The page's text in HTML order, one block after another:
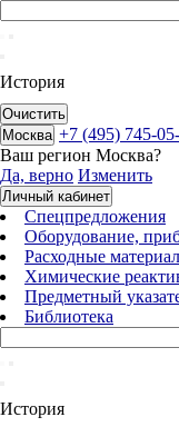
История
Очистить
Москва +7 (495) 745-
Ваш регион Москва?
Да, верно Изменить
Личный кабинет
Спецпредложения
Оборудование,
Расходные
Химические
Предметный
Библиотека
История